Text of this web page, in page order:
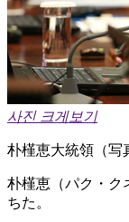
사진 크게보기
朴槿恵大統領（写
朴槿恵（パク・ク
ちた。